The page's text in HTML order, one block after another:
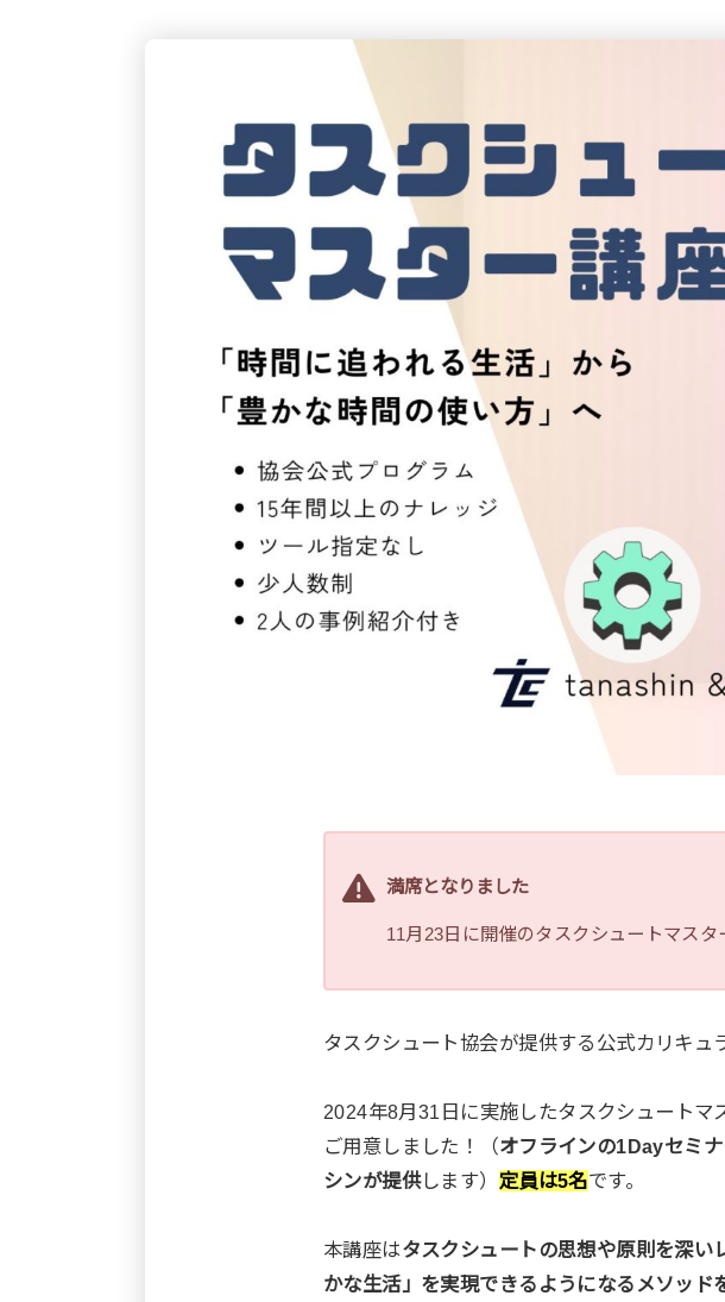
満席となりました
11月23日に開催のタスクシュートマス
タスクシュート協会が提供する公式カリキュ
2024年8月31日に実施したタスクシュート
ご用意しました！（オフラインの1Dayセミ
シンが提供します） 定員は5名です。
本講座はタスクシュートの思想や原則を深い
かな生活」を実現できるようになるメソッド